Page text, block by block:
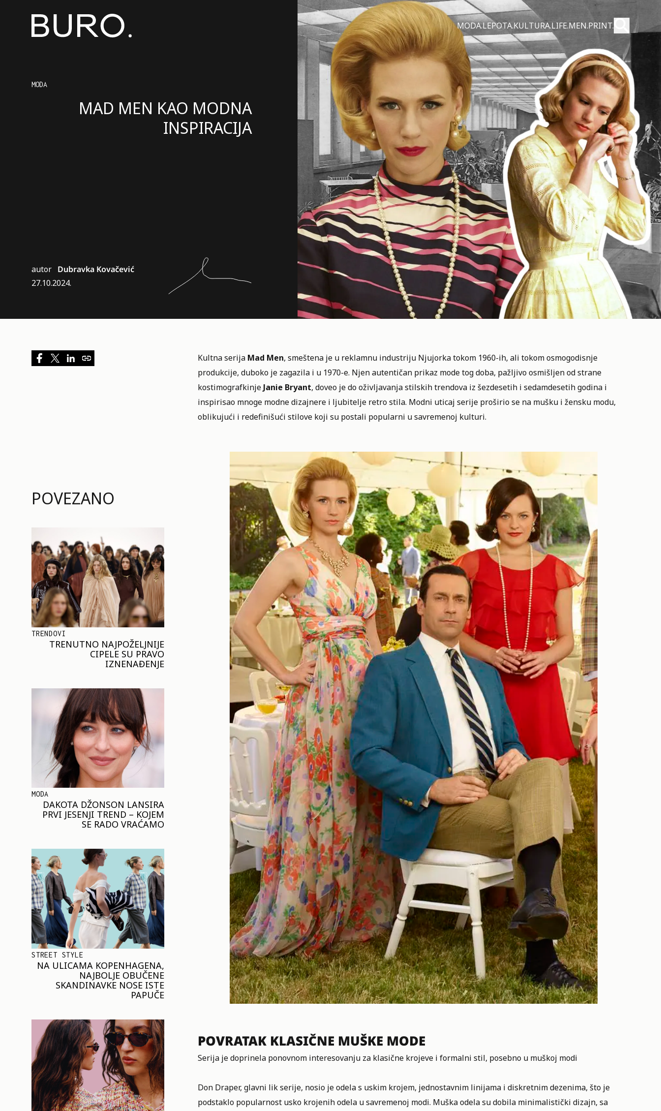
MODA.LEPOTA.KULTURA.LIFE.MEN.PRINT. Pretraži
Pošalji
MODA
MAD MEN KAO MODNA
INSPIRACIJA
autor Dubravka Kovačević
27.10.2024.
POVEZANO
TRENDOVI
TRENUTNO NAJPOŽELJNIJE
CIPELE SU PRAVO
IZNENAĐENJE
MODA
DAKOTA DŽONSON LANSIRA
PRVI JESENJI TREND – KOJEM
SE RADO VRAĆAMO
STREET STYLE
NA ULICAMA KOPENHAGENA,
NAJBOLJE OBUČENE
SKANDINAVKE NOSE ISTE
PAPUČE
Kultna serija Mad Men, smeštena je u reklamnu industriju Njujorka tokom 1960-ih, ali tokom osmogodisnje
produkcije, duboko je zagazila i u 1970-e. Njen autentičan prikaz mode tog doba, pažljivo osmišljen od strane
kostimografkinje Janie Bryant, doveo je do oživljavanja stilskih trendova iz šezdesetih i sedamdesetih godina i
inspirisao mnoge modne dizajnere i ljubitelje retro stila. Modni uticaj serije proširio se na mušku i žensku modu,
oblikujući i redefinišući stilove koji su postali popularni u savremenoj kulturi.
POVRATAK KLASIČNE MUŠKE MODE
Serija je doprinela ponovnom interesovanju za klasične krojeve i formalni stil, posebno u muškoj modi
Don Draper, glavni lik serije, nosio je odela s uskim krojem, jednostavnim linijama i diskretnim dezenima, što je
podstaklo popularnost usko krojenih odela u savremenoj modi. Muška odela su dobila minimalistički dizajn, sa